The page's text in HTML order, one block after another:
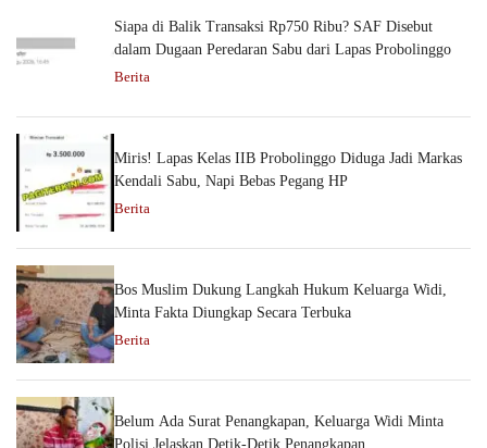
Siapa di Balik Transaksi Rp750 Ribu? SAF Disebut
dalam Dugaan Peredaran Sabu dari Lapas Probolinggo
Berita
Miris! Lapas Kelas IIB Probolinggo Diduga Jadi Markas
Kendali Sabu, Napi Bebas Pegang HP
Berita
Bos Muslim Dukung Langkah Hukum Keluarga Widi,
Minta Fakta Diungkap Secara Terbuka
Berita
Belum Ada Surat Penangkapan, Keluarga Widi Minta
Polisi Jelaskan Detik-Detik Penangkapan